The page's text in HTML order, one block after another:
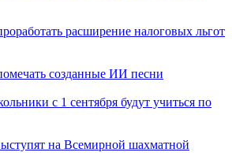
расширение налоговых льгот
созданные ИИ песни
с 1 сентября будут учиться по
на Всемирной шахматной